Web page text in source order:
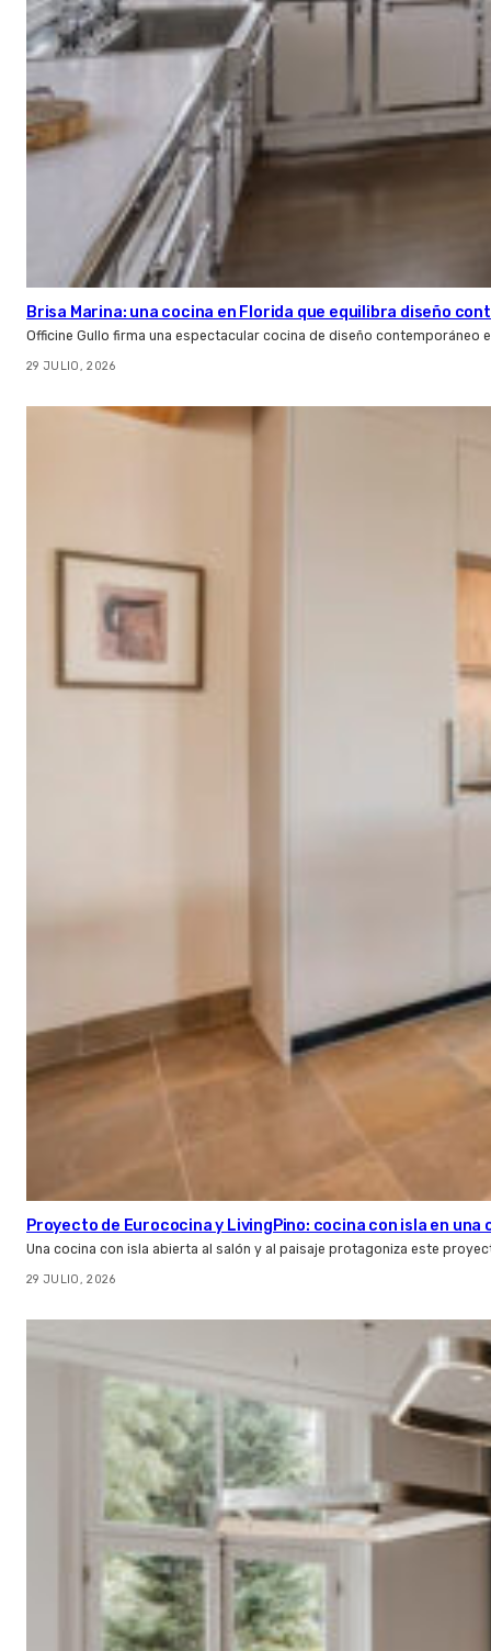
Brisa Marina: una cocina en Florida que equilibra diseño
Officine Gullo firma una espectacular cocina de diseño contemporáneo
29 JULIO, 2026
Proyecto de Eurococina y LivingPino: cocina con isla en una
Una cocina con isla abierta al salón y al paisaje protagoniza este
29 JULIO, 2026